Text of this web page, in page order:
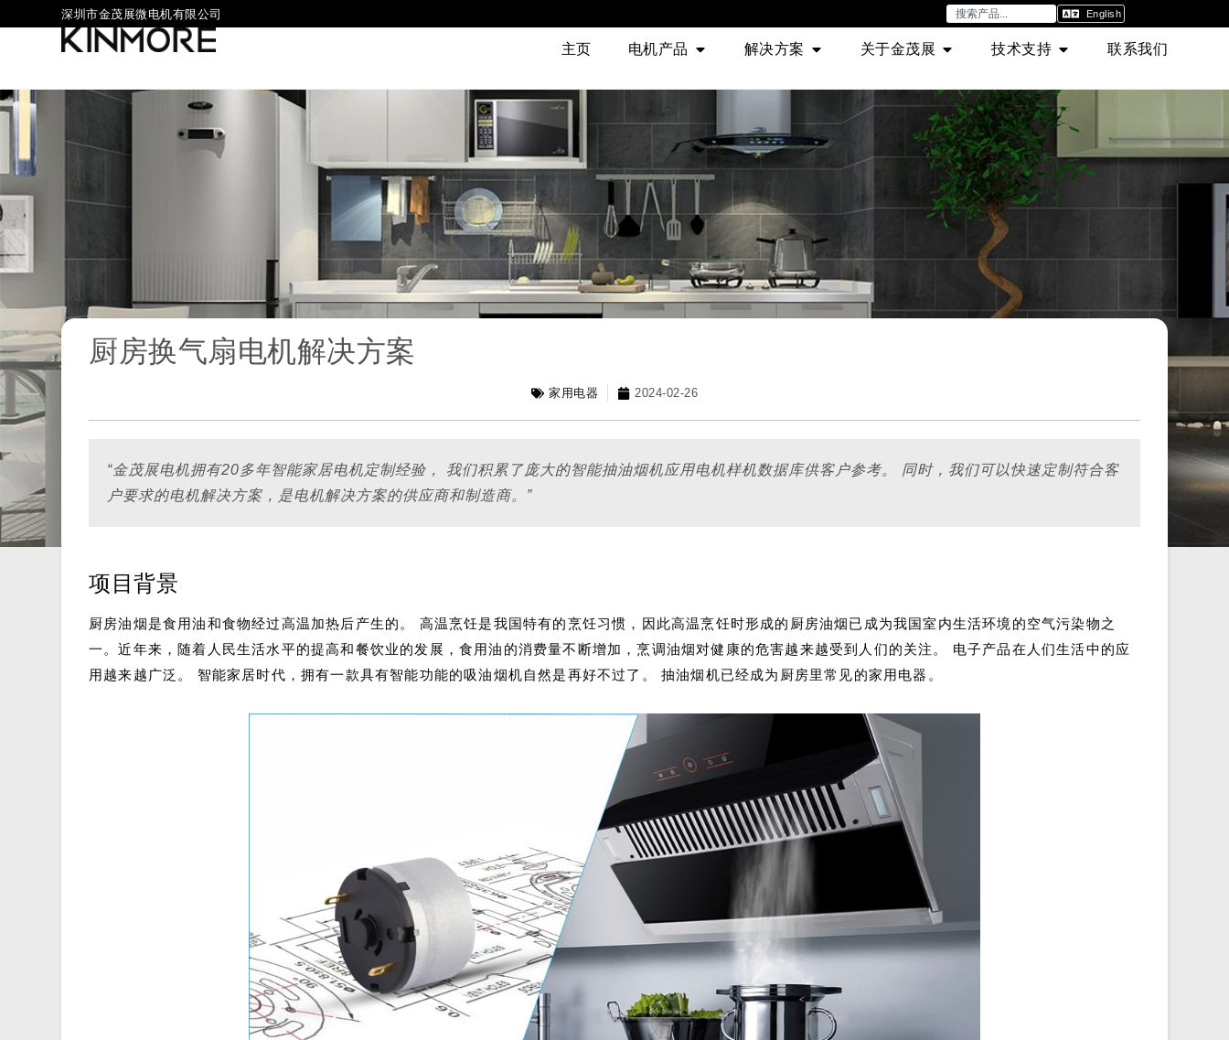
深圳市金茂展微电机有限公司 English
主页 电机产品 解决方案 关于金茂展 技术支持 联系我们
厨房换气扇电机解决方案
家用电器 2024-02-26
“金茂展电机拥有20多年智能家居电机定制经验， 我们积累了庞大的智能抽油烟机应用电机样机数据库供客户参考。 同时，我们可以快速定制符合客
户要求的电机解决方案，是电机解决方案的供应商和制造商。”
项目背景
厨房油烟是食用油和食物经过高温加热后产生的。 高温烹饪是我国特有的烹饪习惯，因此高温烹饪时形成的厨房油烟已成为我国室内生活环境的空气污染物之
一。近年来，随着人民生活水平的提高和餐饮业的发展，食用油的消费量不断增加，烹调油烟对健康的危害越来越受到人们的关注。 电子产品在人们生活中的应
用越来越广泛。 智能家居时代，拥有一款具有智能功能的吸油烟机自然是再好不过了。 抽油烟机已经成为厨房里常见的家用电器。